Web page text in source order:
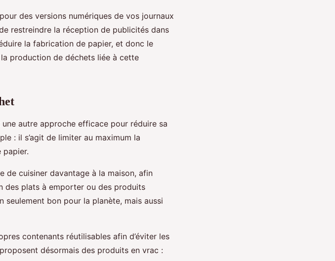
des versions numériques de vos journaux
restreindre la réception de publicités dans
la fabrication de papier, et donc le
la production de déchets liée à cette
une autre approche efficace pour réduire sa
: il s’agit de limiter au maximum la
papier.
de cuisiner davantage à la maison, afin
des plats à emporter ou des produits
seulement bon pour la planète, mais aussi
contenants réutilisables afin d’éviter les
désormais des produits en vrac :